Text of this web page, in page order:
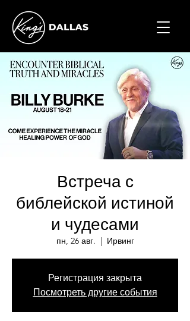
Встреча с
библейской истиной
и чудесами
пн, 26 авг.
  |
Ирвинг
Регистрация закрыта
Посмотреть другие события